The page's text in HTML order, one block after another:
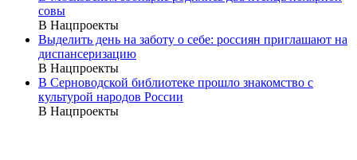
совы
В Нацпроекты
Выделить день на заботу о себе: россиян приглашают на
диспансеризацию
В Нацпроекты
В Серноводской библиотеке прошло знакомство с
культурой народов России
В Нацпроекты